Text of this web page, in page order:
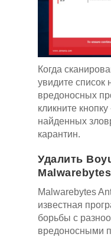
Когда
увидите список
вредоносных
кликните
найденных
карантин.
Удалить
Malwarebytes
известная
борьбы с
вредоносными